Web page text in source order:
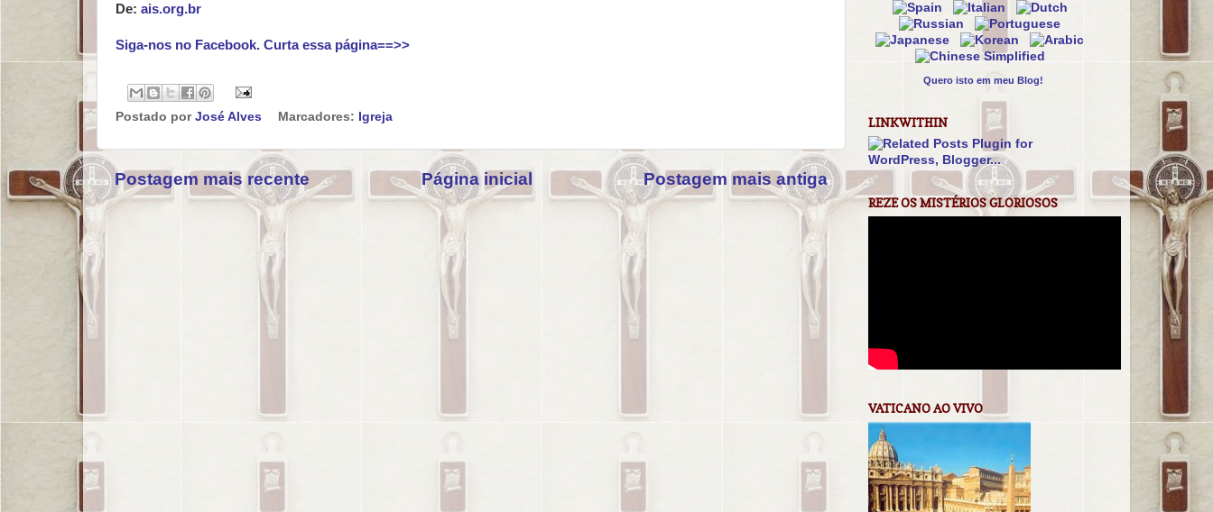
De: ais.org.br
Siga-nos no Facebook. Curta essa página==>>
Postado por José Alves Marcadores: Igreja
Postagem mais recente Postagem mais antiga
Página inicial
Quero isto em meu Blog!
LINKWITHIN
REZE OS MISTÉRIOS GLORIOSOS
VATICANO AO VIVO